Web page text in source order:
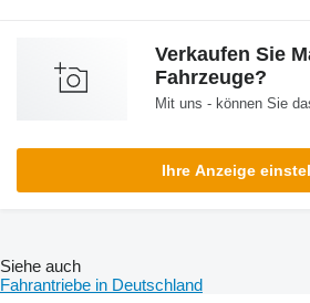
Verkaufen Sie
Fahrzeuge?
Mit uns - können Sie
Ihre Anzeige
Siehe auch
Fahrantriebe in Deutschland